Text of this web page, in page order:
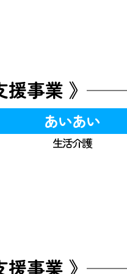
事業 》
あいあい
生活介護
事業 》